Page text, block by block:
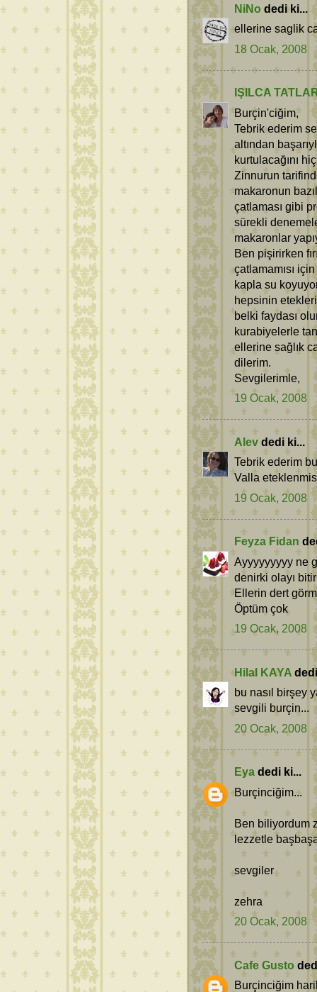
NiNo dedi ki...
ellerine saglik
18 Ocak, 2008
IŞILCA
Burçin'ciğim,
Tebrik ederim
altından
kurtulacağını
Zinnurun
makaronun
çatlaması gibi
sürekli
makaronlar
Ben pişirirken
çatlamamısı
kapla su
hepsinin
belki faydası
kurabiyelerle
ellerine sağlık
dilerim.
Sevgilerimle,
19 Ocak, 2008
Alev dedi ki...
Tebrik ederim
Valla
19 Ocak, 2008
Feyza Fidan
Ayyyyyyyyy ne
denirki olayı
Ellerin dert
Öptüm çok
19 Ocak, 2008
Hilal KAYA
bu nasıl birşey
sevgili burçin...
20 Ocak, 2008
Eya dedi ki...
Burçinciğim...
Ben biliyordum
lezzetle
sevgiler
zehra
20 Ocak, 2008
Cafe Gusto
Burçinciğim